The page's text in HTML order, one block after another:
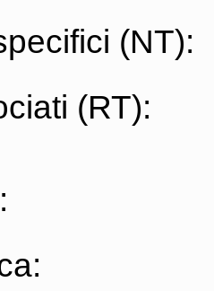
(NT):
(RT):